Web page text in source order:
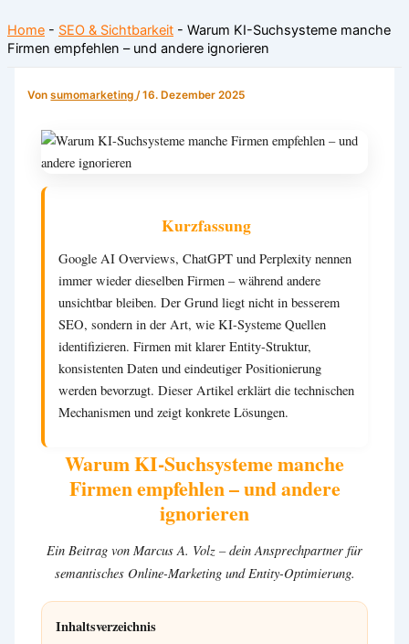
Home - SEO & Sichtbarkeit - Warum KI-Suchsysteme manche
Firmen empfehlen – und andere ignorieren
Vonsumomarketing /16. Dezember 2025
Kurzfassung
Google AI Overviews, ChatGPT und Perplexity nennen
immer wieder dieselben Firmen – während andere
unsichtbar bleiben. Der Grund liegt nicht in besserem
SEO, sondern in der Art, wie KI-Systeme Quellen
identifizieren. Firmen mit klarer Entity-Struktur,
konsistenten Daten und eindeutiger Positionierung
werden bevorzugt. Dieser Artikel erklärt die technischen
Mechanismen und zeigt konkrete Lösungen.
Warum KI-Suchsysteme manche
Firmen empfehlen – und andere
ignorieren
Ein Beitrag von Marcus A. Volz – dein Ansprechpartner für
semantisches Online-Marketing und Entity-Optimierung.
Inhaltsverzeichnis